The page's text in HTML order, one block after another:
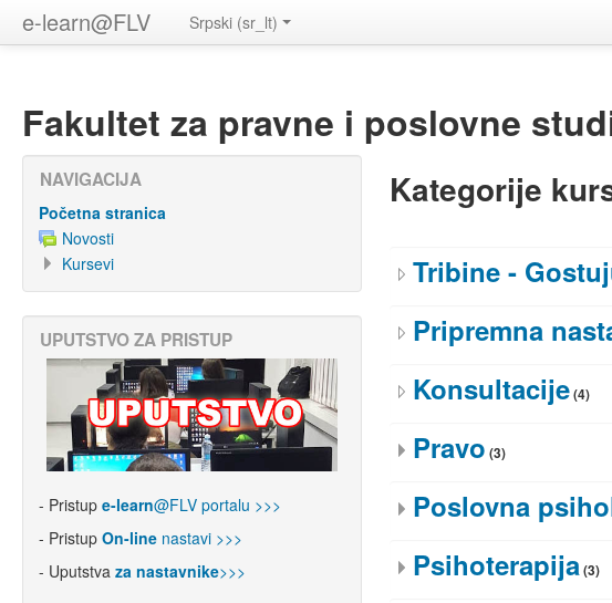
e-learn@FLV Srpski ‎(sr_lt)‎
Fakultet za pravne i poslovne
Kategorije
Tribine -
Pripremna
Konsultacije(4)
Pravo (3)
Poslovna
Psihoterapija(3)
NAVIGACIJA
Početna stranica
Novosti
Kursevi
UPUTSTVO ZA PRISTUP
- Pristup e-learn@FLV portalu >>>
- Pristup On-line nastavi >>>
- Uputstva za nastavnike>>>